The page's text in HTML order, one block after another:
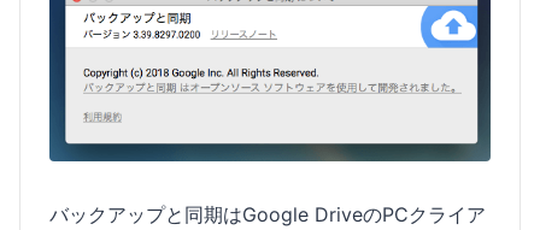
バックアップと同期はGoogle DriveのPCクライア